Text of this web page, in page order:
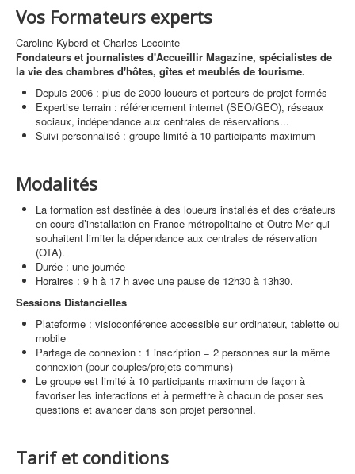
Vos Formateurs experts
Caroline Kyberd et Charles Lecointe
Fondateurs et journalistes d'Accueillir Magazine, spécialistes de
la vie des chambres d'hôtes, gîtes et meublés de tourisme.
Depuis 2006 : plus de 2000 loueurs et porteurs de projet formés
Expertise terrain : référencement internet (SEO/GEO), réseaux
sociaux, indépendance aux centrales de réservations...
Suivi personnalisé : groupe limité à 10 participants maximum
Modalités
La formation est destinée à des loueurs installés et des créateurs
en cours d’installation en France métropolitaine et Outre-Mer qui
souhaitent limiter la dépendance aux centrales de réservation
(OTA).
Durée : une journée
Horaires : 9 h à 17 h avec une pause de 12h30 à 13h30.
Sessions Distancielles
Plateforme : visioconférence accessible sur ordinateur, tablette ou
mobile
Partage de connexion : 1 inscription = 2 personnes sur la même
connexion (pour couples/projets communs)
Le groupe est limité à 10 participants maximum de façon à
favoriser les interactions et à permettre à chacun de poser ses
questions et avancer dans son projet personnel.
Tarif et conditions